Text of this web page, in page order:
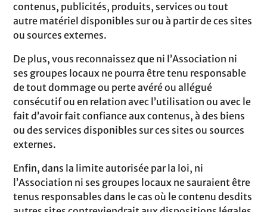
contenus, publicités, produits, services ou tout
autre matériel disponibles sur ou à partir de ces sites
ou sources externes.
De plus, vous reconnaissez que ni l’Association ni
ses groupes locaux ne pourra être tenu responsable
de tout dommage ou perte avéré ou allégué
consécutif ou en relation avec l’utilisation ou avec le
fait d’avoir fait confiance aux contenus, à des biens
ou des services disponibles sur ces sites ou sources
externes.
Enfin, dans la limite autorisée par la loi, ni
l’Association ni ses groupes locaux ne sauraient être
tenus responsables dans le cas où le contenu desdits